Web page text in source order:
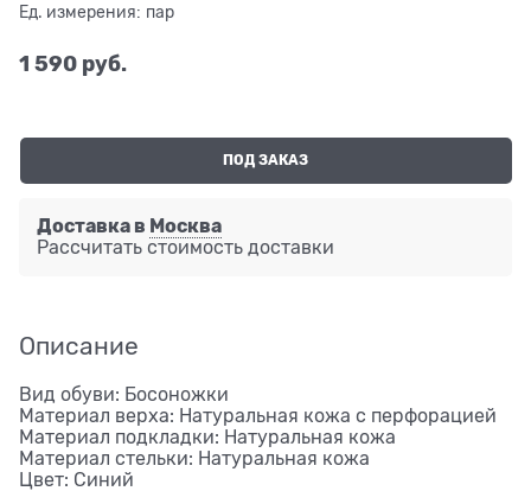
Ед. измерения: пар
1 590 руб.
ПОД ЗАКАЗ
Доставка в Москва
Рассчитать стоимость доставки
Описание
Вид обуви: Босоножки
Материал верха: Натуральная кожа с перфорацией
Материал подкладки: Натуральная кожа
Материал стельки: Натуральная кожа
Цвет: Синий